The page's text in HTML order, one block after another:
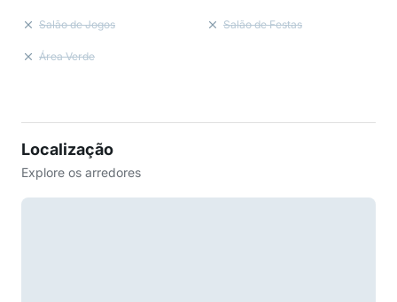
Salão de Jogos Salão de Festas
Área Verde
Localização
Explore os arredores